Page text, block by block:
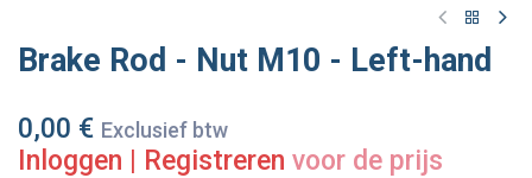
Brake Rod - Nut M10 - Left-hand
0,00 € Exclusief btw
Inloggen Registreren voor de prijs